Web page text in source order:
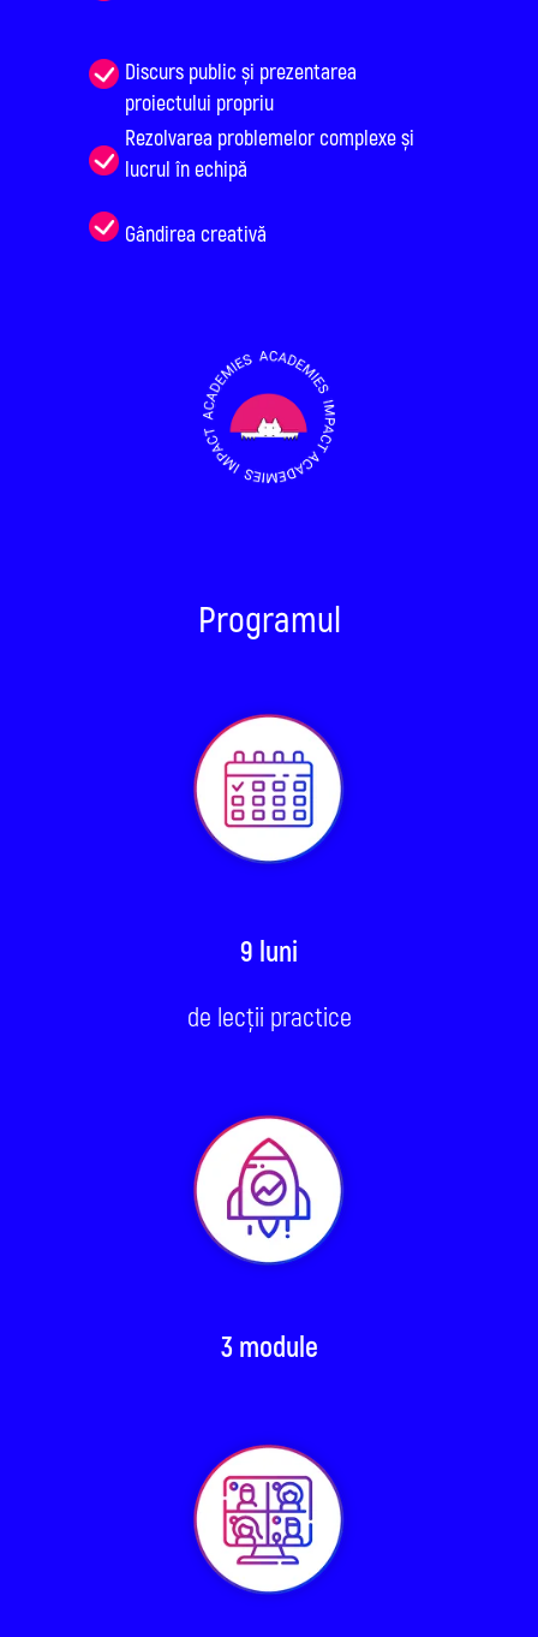
Discurs public și prezentarea
proiectului propriu
Rezolvarea problemelor complexe și
lucrul în echipă
Gândirea creativă
Programul
9 luni
de lecții practice
3 module